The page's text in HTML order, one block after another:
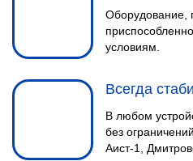
Оборудование,
условиям.
Всегда
В любом
без
Аист-1,